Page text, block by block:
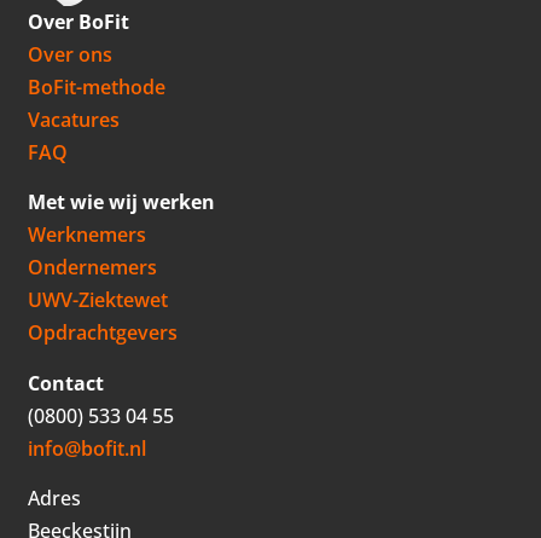
Over BoFit
Over ons
BoFit-methode
Vacatures
FAQ
Met wie wij werken
Werknemers
Ondernemers
UWV-Ziektewet
Opdrachtgevers
Contact
(0800) 533 04 55
info@bofit.nl
Adres
Beeckestijn